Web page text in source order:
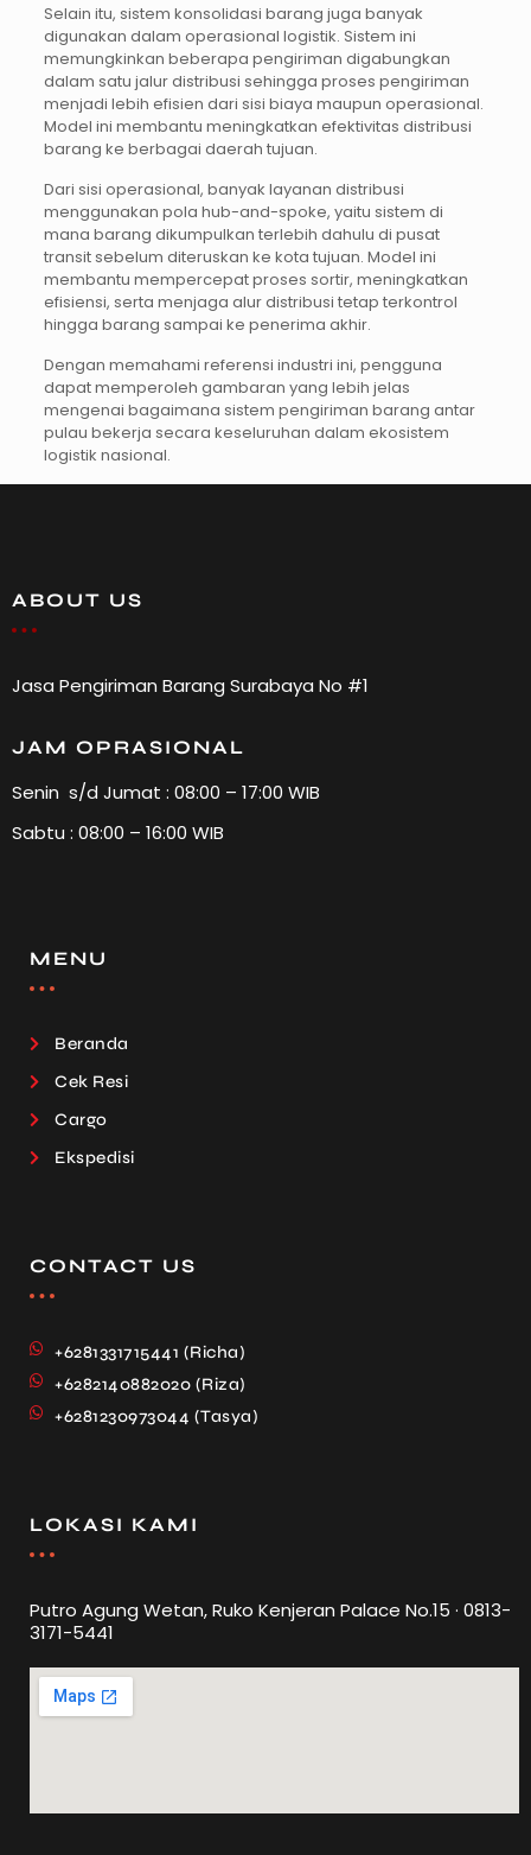
Selain itu, sistem konsolidasi barang juga banyak
digunakan dalam operasional logistik. Sistem ini
memungkinkan beberapa pengiriman digabungkan
dalam satu jalur distribusi sehingga proses pengiriman
menjadi lebih efisien dari sisi biaya maupun operasional.
Model ini membantu meningkatkan efektivitas distribusi
barang ke berbagai daerah tujuan.
Dari sisi operasional, banyak layanan distribusi
menggunakan pola hub-and-spoke, yaitu sistem di
mana barang dikumpulkan terlebih dahulu di pusat
transit sebelum diteruskan ke kota tujuan. Model ini
membantu mempercepat proses sortir, meningkatkan
efisiensi, serta menjaga alur distribusi tetap terkontrol
hingga barang sampai ke penerima akhir.
Dengan memahami referensi industri ini, pengguna
dapat memperoleh gambaran yang lebih jelas
mengenai bagaimana sistem pengiriman barang antar
pulau bekerja secara keseluruhan dalam ekosistem
logistik nasional.
ABOUT US
Jasa Pengiriman Barang Surabaya No #1
JAM OPRASIONAL
Senin s/d Jumat : 08:00 – 17:00 WIB
Sabtu : 08:00 – 16:00 WIB
MENU
Beranda
Cek Resi
Cargo
Ekspedisi
CONTACT US
+6281331715441 (Richa)
+6282140882020 (Riza)
+6281230973044 (Tasya)
LOKASI KAMI
Putro Agung Wetan, Ruko Kenjeran Palace No.15 · 0813-
3171-5441